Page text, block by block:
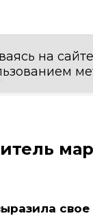
на